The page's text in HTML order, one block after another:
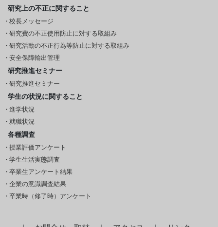
研究上の不正に関すること
校長メッセージ
研究費の不正使用防止に対する取組み
研究活動の不正行為等防止に対する取組み
安全保障輸出管理
研究推進セミナー
研究推進セミナー
学生の状況に関すること
進学状況
就職状況
各種調査
授業評価アンケート
学生生活実態調査
卒業生アンケート結果
企業の意識調査結果
卒業時（修了時）アンケート